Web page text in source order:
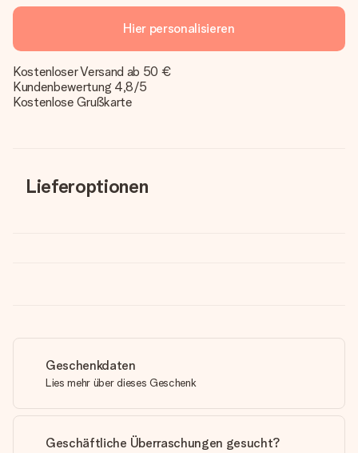
Hier personalisieren
Kostenloser Versand ab 50 €
Kundenbewertung 4,8/5
Kostenlose Grußkarte
Lieferoptionen
Geschenkdaten
Lies mehr über dieses Geschenk
Geschäftliche Überraschungen gesucht?